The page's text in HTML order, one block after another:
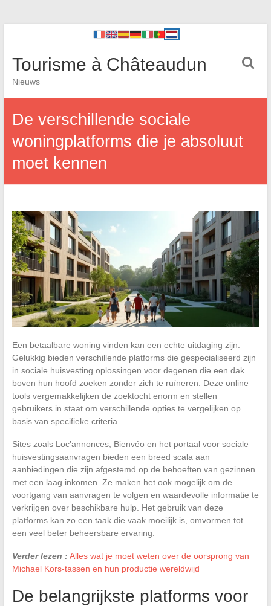
Tourisme à Châteaudun
Nieuws
De verschillende sociale
woningplatforms die je absoluut
moet kennen
Een betaalbare woning vinden kan een echte uitdaging zijn.
Gelukkig bieden verschillende platforms die gespecialiseerd zijn
in sociale huisvesting oplossingen voor degenen die een dak
boven hun hoofd zoeken zonder zich te ruïneren. Deze online
tools vergemakkelijken de zoektocht enorm en stellen
gebruikers in staat om verschillende opties te vergelijken op
basis van specifieke criteria.
Sites zoals Loc’annonces, Bienvéo en het portaal voor sociale
huisvestingsaanvragen bieden een breed scala aan
aanbiedingen die zijn afgestemd op de behoeften van gezinnen
met een laag inkomen. Ze maken het ook mogelijk om de
voortgang van aanvragen te volgen en waardevolle informatie te
verkrijgen over beschikbare hulp. Het gebruik van deze
platforms kan zo een taak die vaak moeilijk is, omvormen tot
een veel beter beheersbare ervaring.
Verder lezen : Alles wat je moet weten over de oorsprong van
Michael Kors-tassen en hun productie wereldwijd
De belangrijkste platforms voor